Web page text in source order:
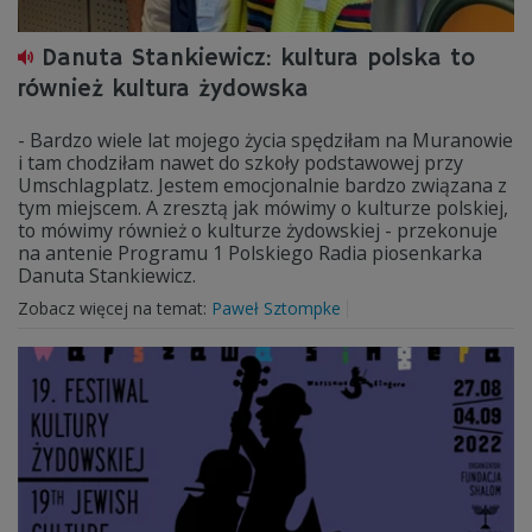
Danuta Stankiewicz: kultura polska to
również kultura żydowska
- Bardzo wiele lat mojego życia spędziłam na Muranowie
i tam chodziłam nawet do szkoły podstawowej przy
Umschlagplatz. Jestem emocjonalnie bardzo związana z
tym miejscem. A zresztą jak mówimy o kulturze polskiej,
to mówimy również o kulturze żydowskiej - przekonuje
na antenie Programu 1 Polskiego Radia piosenkarka
Danuta Stankiewicz.
Zobacz więcej na temat: Paweł Sztompke